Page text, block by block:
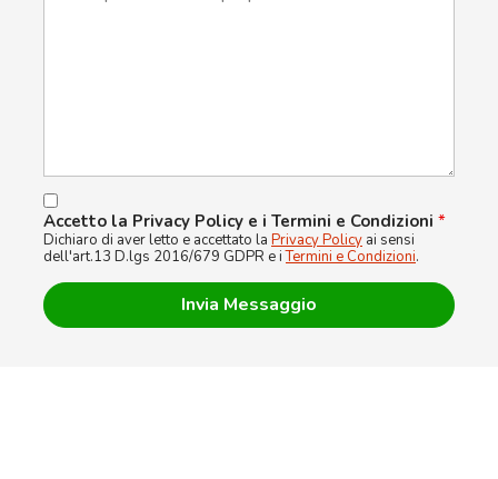
Accetto la Privacy Policy e i Termini e Condizioni *
Dichiaro di aver letto e accettato la Privacy Policy ai sensi
dell'art.13 D.lgs 2016/679 GDPR e iTermini e Condizioni.